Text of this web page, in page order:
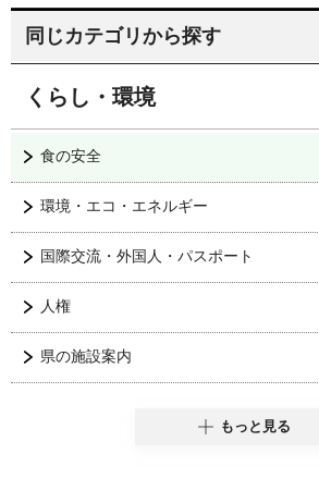
同じカテゴリから探す
くらし・環境
食の安全
環境・エコ・エネルギー
国際交流・外国人・パスポート
人権
県の施設案内
もっと見る